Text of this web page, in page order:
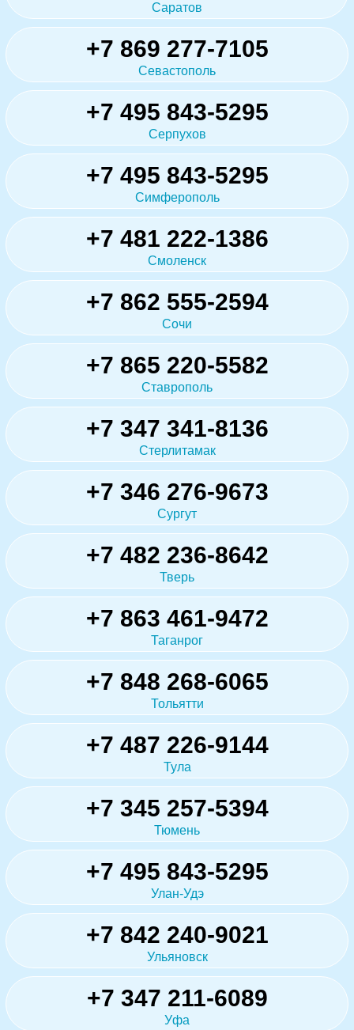
Саратов
+7 869 277-7105
Севастополь
+7 495 843-5295
Серпухов
+7 495 843-5295
Симферополь
+7 481 222-1386
Смоленск
+7 862 555-2594
Сочи
+7 865 220-5582
Ставрополь
+7 347 341-8136
Стерлитамак
+7 346 276-9673
Сургут
+7 482 236-8642
Тверь
+7 863 461-9472
Таганрог
+7 848 268-6065
Тольятти
+7 487 226-9144
Тула
+7 345 257-5394
Тюмень
+7 495 843-5295
Улан-Удэ
+7 842 240-9021
Ульяновск
+7 347 211-6089
Уфа